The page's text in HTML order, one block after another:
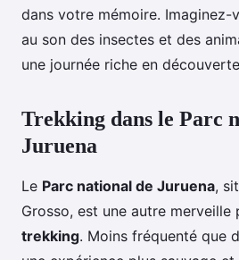
dans votre mémoire. Imaginez-
au son des insectes et des
une journée riche en
Trekking dans le Parc
Juruena
Le Parc national de Juruena,
Grosso, est une autre merveille
trekking. Moins fréquenté que